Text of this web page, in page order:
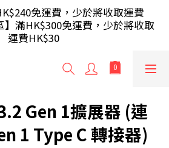
送 USB 無線滑鼠 / 30W USB
AA/AAA 電芯40粒(隨機及根據庫
存調整)
免運費，少於將收取運費
】滿HK$300免運費，少於將收取
運費HK$30
送 USB 無線滑鼠 / 30W USB
AA/AAA 電芯40粒(隨機及根據庫
Gen 1擴展器 (連
1 Type C 轉接器)